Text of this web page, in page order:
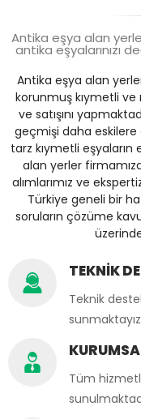
Antika eşya alan
antika eşyalarınızı
Antika eşya alan
korunmuş kıymetli ve
ve satışını
geçmişi daha eskilere
tarz kıymetli
alan yerler
alımlarımız ve
Türkiye geneli bir
soruların çözüme
TEKNİK
Teknik
Tüm